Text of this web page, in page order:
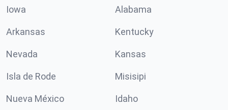
Iowa Alabama
Arkansas Kentucky
Nevada Kansas
Isla de Rode Misisipi
Nueva México Idaho